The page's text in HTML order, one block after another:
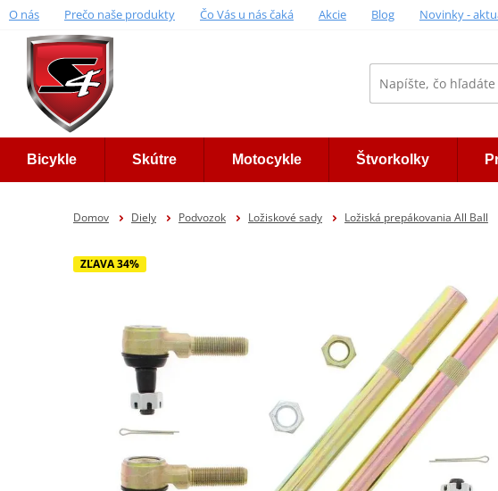
O nás Prečo naše produkty Čo Vás u nás čaká Akcie Blog Novinky -
Bicykle Skútre Motocykle Štvorkolky
Domov Diely Podvozok Ložiskové sady Ložiská prepákovania All Ball
ZĽAVA 34%